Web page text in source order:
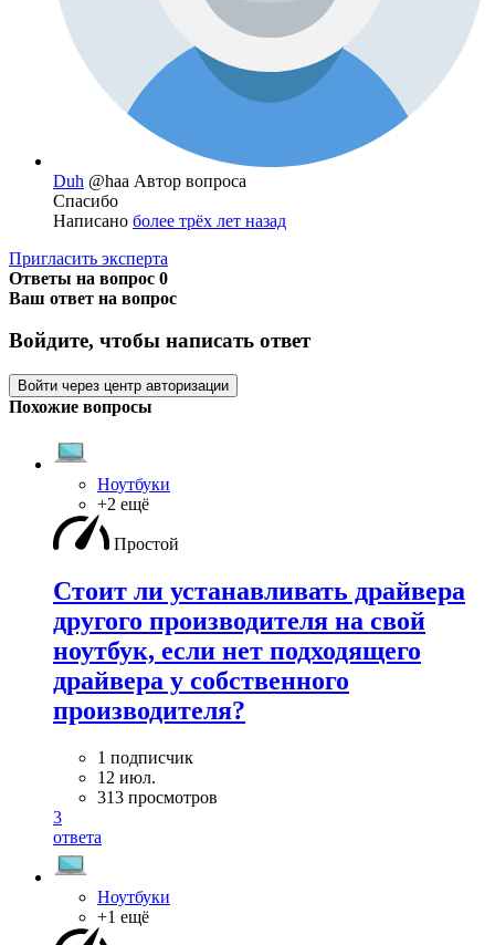
Duh @haa Автор вопроса
Спасибо
Написано более трёх лет назад
Пригласить эксперта
Ответы на вопрос 0
Ваш ответ на вопрос
Войдите, чтобы написать ответ
Войти через центр авторизации
Похожие вопросы
Ноутбуки
+2 ещё
Простой
Стоит ли устанавливать драйвера
другого производителя на свой
ноутбук, если нет подходящего
драйвера у собственного
производителя?
1 подписчик
12 июл.
313 просмотров
3
ответа
Ноутбуки
+1 ещё